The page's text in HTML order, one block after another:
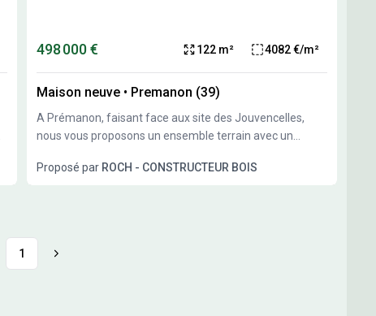
498 000 € 122 m² 4082 €/m²
Maison neuve • Premanon (39)
A Prémanon, faisant face aux site des Jouvencelles,
nous vous proposons un ensemble terrain avec un
votre convenance. Terrain exposé sud.
Proposé par ROCH - CONSTRUCTEUR BOIS
1